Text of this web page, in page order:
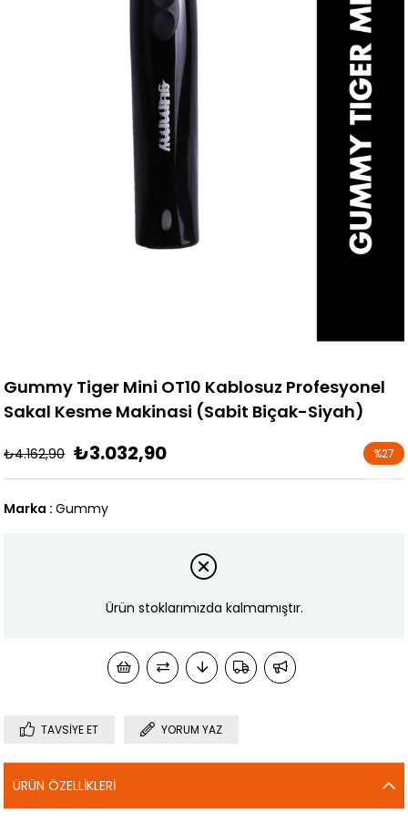
Gummy Tiger Mini OT10 Kablosuz Profesyonel
Sakal Kesme Makinasi (Sabit Biçak-Siyah)
₺4.162,90 ₺3.032,90 %27
İndirim
Marka : Gummy
Ürün stoklarımızda kalmamıştır.
TAVSIYE ET YORUM YAZ
ÜRÜN ÖZELLIKLERI